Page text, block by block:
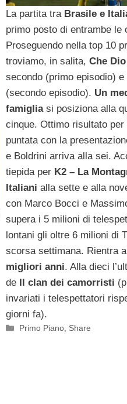
La partita tra Brasile e
primo posto di entrambe le
Proseguendo nella top 10
troviamo, in salita, Che
secondo (primo episodio)
(secondo episodio). Un
famigliasi posiziona alla
cinque. Ottimo risultato per
puntata con la
e Boldrini arriva alla sei.
tiepida per K2 – La
Italiani alla sette e alla
con Marco Bocci e
supera i 5 milioni di
lontani gli oltre 6 milioni di
scorsa settimana. Rientra
migliori anni. Alla dieci
de
Il clan dei camorristi
invariati i telespettatori
giorni fa).
Categorie
Primo Piano Share